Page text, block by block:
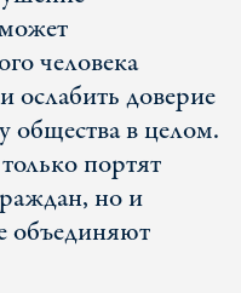
человека
ослабить доверие
в целом.
портят
но и
объединяют